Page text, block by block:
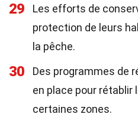
29
Les efforts de
protection de leurs
la pêche.
30
Des programmes de
en place pour rétablir
certaines zones.